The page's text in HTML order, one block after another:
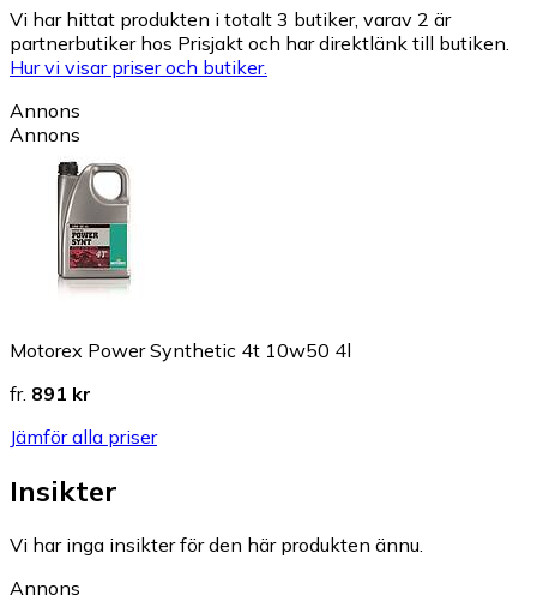
Vi har hittat produkten i totalt 3 butiker, varav 2 är
partnerbutiker hos Prisjakt och har direktlänk till butiken.
Hur vi visar priser och butiker.
Annons
Annons
Motorex Power Synthetic 4t 10w50 4l
fr. 891 kr
Jämför alla priser
Insikter
Vi har inga insikter för den här produkten ännu.
Annons